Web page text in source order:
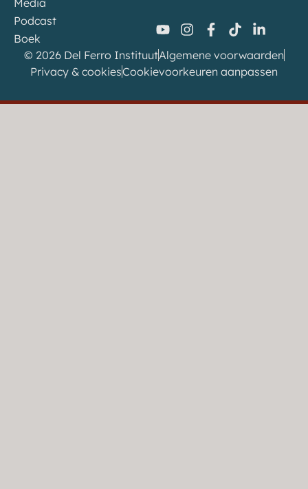
Media
Podcast
Boek
© 2026 Del Ferro InstituutAlgemene voorwaarden
Privacy & cookiesCookievoorkeuren aanpassen